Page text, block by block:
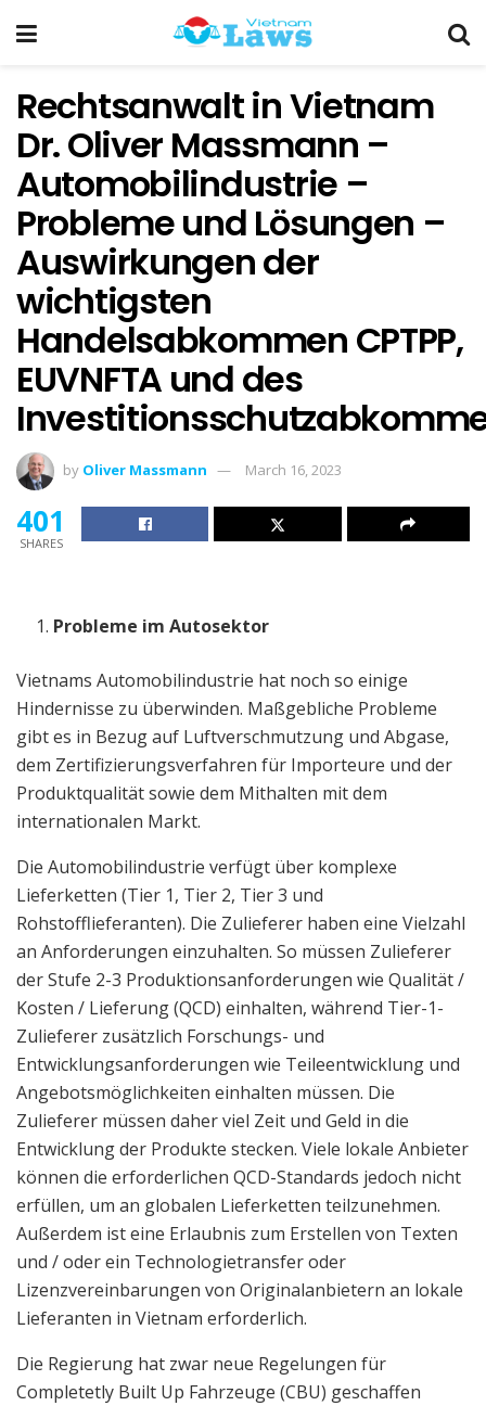
Rechtsanwalt in Vietnam
Dr. Oliver Massmann –
Automobilindustrie –
Probleme und Lösungen –
Auswirkungen der
wichtigsten
Handelsabkommen CPTPP,
EUVNFTA und des
by Oliver Massmann March 16, 2023
401
SHARES
Probleme im Autosektor
Vietnams Automobilindustrie hat noch so einige
Hindernisse zu überwinden. Maßgebliche Probleme
gibt es in Bezug auf Luftverschmutzung und Abgase,
dem Zertifizierungsverfahren für Importeure und der
Produktqualität sowie dem Mithalten mit dem
internationalen Markt.
Die Automobilindustrie verfügt über komplexe
Lieferketten (Tier 1, Tier 2, Tier 3 und
Rohstofflieferanten). Die Zulieferer haben eine Vielzahl
an Anforderungen einzuhalten. So müssen Zulieferer
der Stufe 2-3 Produktionsanforderungen wie Qualität /
Kosten / Lieferung (QCD) einhalten, während Tier-1-
Zulieferer zusätzlich Forschungs- und
Entwicklungsanforderungen wie Teileentwicklung und
Angebotsmöglichkeiten einhalten müssen. Die
Zulieferer müssen daher viel Zeit und Geld in die
Entwicklung der Produkte stecken. Viele lokale Anbieter
können die erforderlichen QCD-Standards jedoch nicht
erfüllen, um an globalen Lieferketten teilzunehmen.
Außerdem ist eine Erlaubnis zum Erstellen von Texten
und / oder ein Technologietransfer oder
Lizenzvereinbarungen von Originalanbietern an lokale
Lieferanten in Vietnam erforderlich.
Die Regierung hat zwar neue Regelungen für
Completetly Built Up Fahrzeuge (CBU) geschaffen